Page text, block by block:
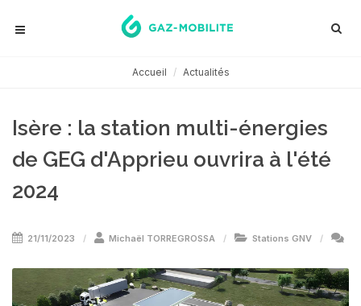
Accueil Actualités
Isère : la station multi-énergies
de GEG d'Apprieu ouvrira à l'été
2024
21/11/2023 Michaël TORREGROSSA Stations GNV